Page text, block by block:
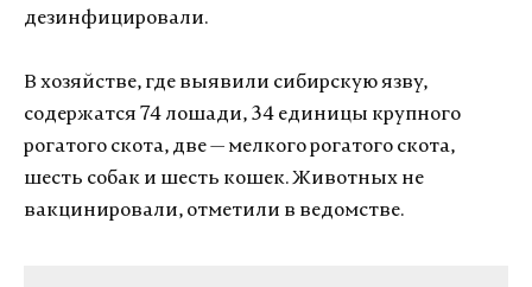
дезинфицировали.
В хозяйстве, где выявили сибирскую язву,
содержатся 74 лошади, 34 единицы крупного
рогатого скота, две— мелкого рогатого скота,
шесть собак и шесть кошек. Животных не
вакцинировали, отметили в ведомстве.